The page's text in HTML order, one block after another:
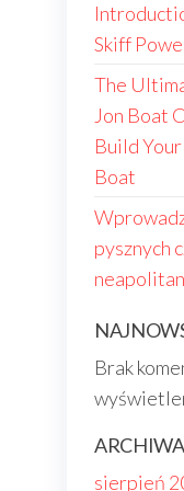
Skiff
The
Jon Boat
Build
Boat
pysznych
Brak
ARCHIWA
sierpień